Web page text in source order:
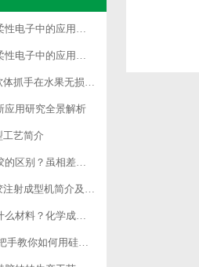
碳纳米管在柔性电子中的应用突破
碳纳米管在柔性电子中的应用突破
硅胶与TPU软体抓手在水果无损采摘中的研究突破
应用研究全景解析
工艺简介
硅胶和硅橡胶的区别？虽相差一字实则差异千里
LSR液体硅胶注射成型机简介及性能优势
液态硅胶是什么材料？化学成分是什么？有没有危害
翻模制做 手把手教你如何用硅胶制作模具